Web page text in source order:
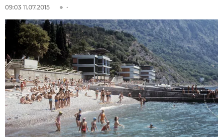
09:03 11.07.2015